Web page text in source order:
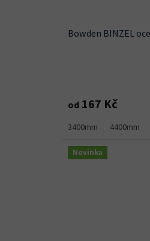
Bowden BINZEL
od 167 Kč
3400mm 4400mm
Novinka